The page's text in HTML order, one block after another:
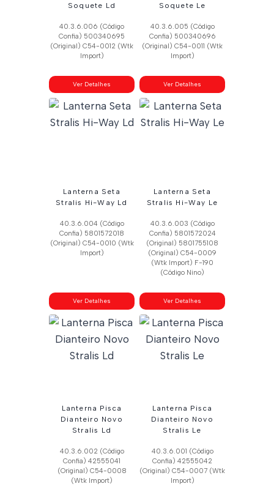
Soquete Ld
40.3.6.006 (Código
Confia) 500340695
(Original) C54-0012 (Wtk
Import)
Ver Detalhes
Soquete Le
40.3.6.005 (Código
Confia) 500340696
(Original) C54-0011 (Wtk
Import)
Ver Detalhes
Lanterna Seta
Stralis Hi-Way Ld
40.3.6.004 (Código
Confia) 5801572018
(Original) C54-0010 (Wtk
Import)
Ver Detalhes
Lanterna Seta
Stralis Hi-Way Le
40.3.6.003 (Código
Confia) 5801572024
(Original) 5801755108
(Original) C54-0009
(Wtk Import) F-190
(Código Nino)
Ver Detalhes
Lanterna Pisca
Dianteiro Novo
Stralis Ld
40.3.6.002 (Código
Confia) 42555041
(Original) C54-0008
(Wtk Import)
Lanterna Pisca
Dianteiro Novo
Stralis Le
40.3.6.001 (Código
Confia) 42555042
(Original) C54-0007 (Wtk
Import)